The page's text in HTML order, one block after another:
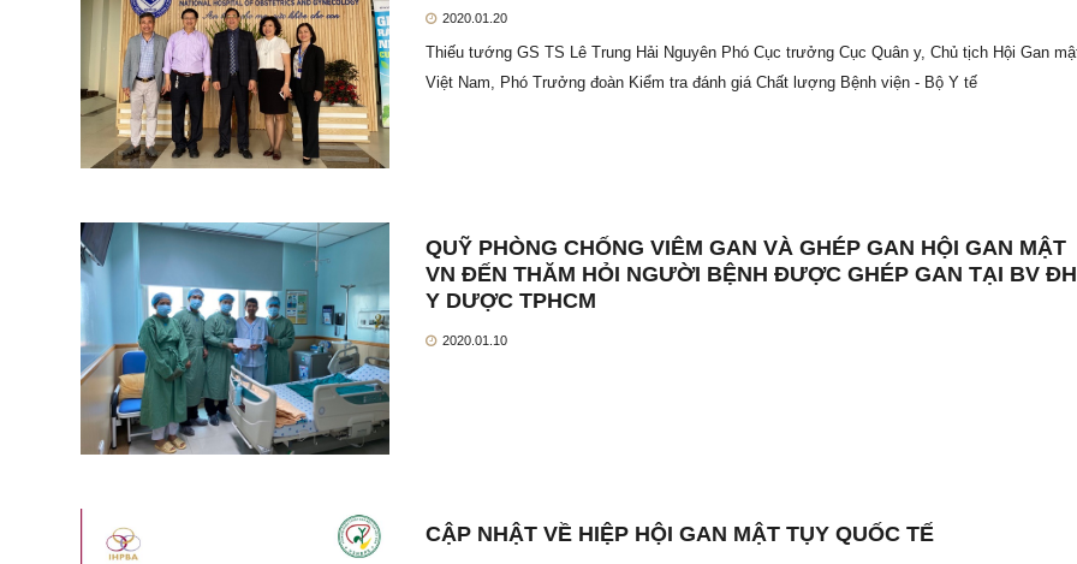
2020.01.20
Thiếu tướng GS TS Lê Trung Hải Nguyên Phó Cục trưởng Cục Quân y, Chủ tịch Hội Gan
Việt Nam, Phó Trưởng đoàn Kiểm tra đánh giá Chất lượng Bệnh viện - Bộ Y tế
QUỸ PHÒNG CHỐNG VIÊM GAN VÀ GHÉP GAN HỘI GAN MẬT
VN ĐẾN THĂM HỎI NGƯỜI BỆNH ĐƯỢC GHÉP GAN TẠI BV ĐH
Y DƯỢC TPHCM
2020.01.10
CẬP NHẬT VỀ HIỆP HỘI GAN MẬT TỤY QUỐC TẾ